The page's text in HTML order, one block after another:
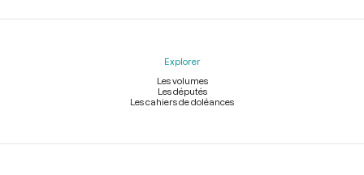
Explorer
Les volumes
Les députés
Les cahiers de doléances